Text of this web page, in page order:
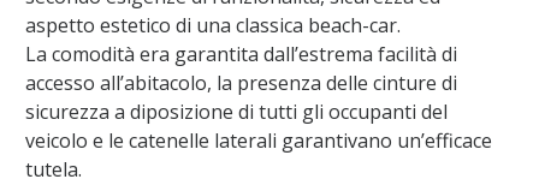
aspetto estetico di una classica beach-car.
La comodità era garantita dall’estrema facilità di
accesso all’abitacolo, la presenza delle cinture di
sicurezza a diposizione di tutti gli occupanti del
veicolo e le catenelle laterali garantivano un’efficace
tutela.